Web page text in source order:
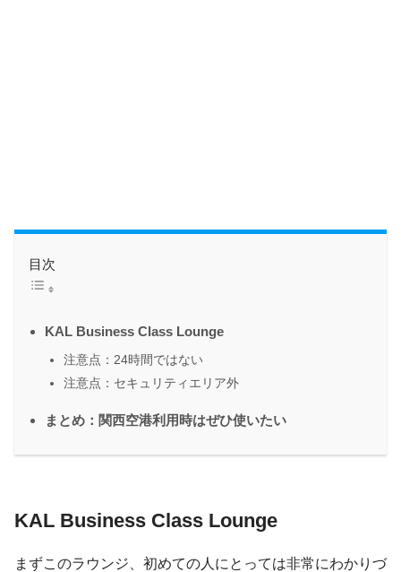
目次
KAL Business Class Lounge
注意点：24時間ではない
注意点：セキュリティエリア外
まとめ：関西空港利用時はぜひ使いたい
KAL Business Class Lounge
まずこのラウンジ、初めての人にとっては非常にわかりづ